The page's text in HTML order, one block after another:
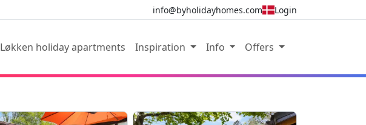
info@byholidayhomes.com Login
Løkken holiday apartments Inspiration Info Offers